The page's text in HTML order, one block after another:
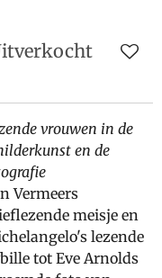
vrouwen in de
en de
Vermeers
meisje en
lezende
tot Eve Arnolds